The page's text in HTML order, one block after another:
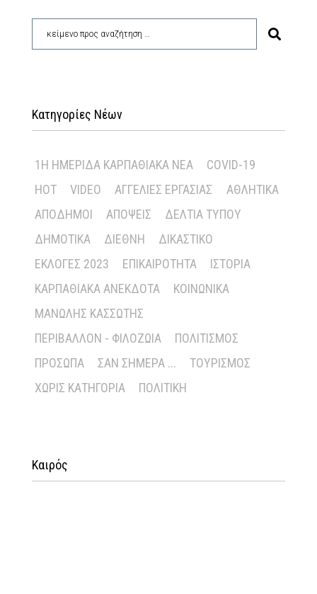
Κατηγορίες Νέων
1Η ΗΜΕΡΊΔΑ ΚΑΡΠΑΘΙΑΚΆ ΝΈΑ
COVID-19
HOT
VIDEO ΑΓΓΕΛΊΕΣ ΕΡΓΑΣΊΑΣ
ΑΘΛΗΤΙΚΆ
ΑΠΌΔΗΜΟΙ
ΑΠΌΨΕΙΣ
ΔΕΛΤΊΑ ΤΎΠΟΥ
ΔΗΜΟΤΙΚΆ
ΔΙΕΘΝΉ
ΔΙΚΑΣΤΙΚΌ
ΕΚΛΟΓΈΣ 2023
ΕΠΙΚΑΙΡΌΤΗΤΑ
ΙΣΤΟΡΊΑ
ΚΑΡΠΑΘΙΑΚΆ ΑΝΈΚΔΟΤΑ
ΚΟΙΝΩΝΙΚΆ
ΜΑΝΏΛΗΣ ΚΑΣΣΏΤΗΣ
ΠΕΡΙΒΆΛΛΟΝ - ΦΙΛΟΖΩΊΑ
ΠΟΛΙΤΙΣΜΌΣ
ΠΡΌΣΩΠΑ
ΣΑΝ ΣΉΜΕΡΑ ...
ΤΟΥΡΙΣΜΌΣ
ΧΩΡΊΣ ΚΑΤΗΓΟΡΊΑ
ΠΟΛΙΤΙΚΉ
Καιρός